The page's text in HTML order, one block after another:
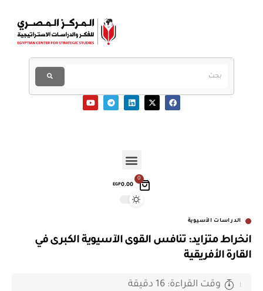
0
EGP0.00
الدراسات الأسيوية
انخراط متزايد: تنافس القوى الآسيوية الكبرى في
القارة الأفريقية
وقت القراءة: 16 دقيقة